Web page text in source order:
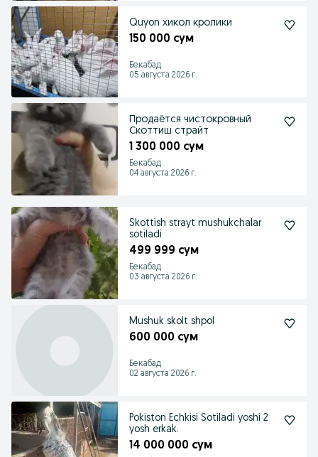
Quyon хикол кролики
150 000 сум
Бекабад
05 августа 2026 г.
Продаётся чистокровный
Скоттиш страйт
1 300 000 сум
Бекабад
04 августа 2026 г.
Skottish strayt mushukchalar
sotiladi
499 999 сум
Бекабад
03 августа 2026 г.
Mushuk skolt shpol
600 000 сум
Бекабад
02 августа 2026 г.
Pokiston Echkisi Sotiladi yoshi 2
yosh erkak.
14 000 000 сум